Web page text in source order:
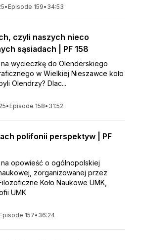
• Episode 159• 34:53
czyli naszych nieco
sąsiadach | PF 158
na wycieczkę do Olenderskiego
w Wielkiej Nieszawce koło
Olendrzy? Dlac...
• Episode 158• 31:52
polifonii perspektyw | PF
na opowieść o ogólnopolskiej
zorganizowanej przez
Koło Naukowe UMK,
UMK
Episode 157• 36:24